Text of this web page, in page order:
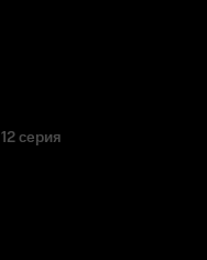
12 серия